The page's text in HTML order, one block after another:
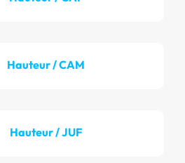
Hauteur / CAM
Hauteur / JUF